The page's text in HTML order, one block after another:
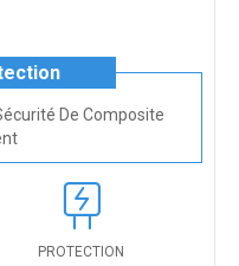
De Composite
PROTECTION